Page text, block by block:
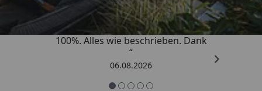
„Super schnell gelifert. Ware passt
100%. Alles wie beschrieben. Dank
“
06.08.2026